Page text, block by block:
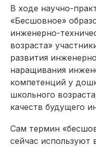
В ходе научно-
«Бесшовное»
инженерно-
возраста»
развития
наращивания
компетенций у
школьного
качеств будущего
Сам термин
сейчас